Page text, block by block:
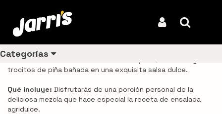
Categorías
Ensalada Agridulce
La fabulosa receta Jarri's a base de repollo, zanahoria y
trocitos de piña bañada en una exquisita salsa dulce.
Qué incluye: Disfrutarás de una porción personal de la
deliciosa mezcla que hace especial la receta de ensalada
agridulce.
Ver todos
los